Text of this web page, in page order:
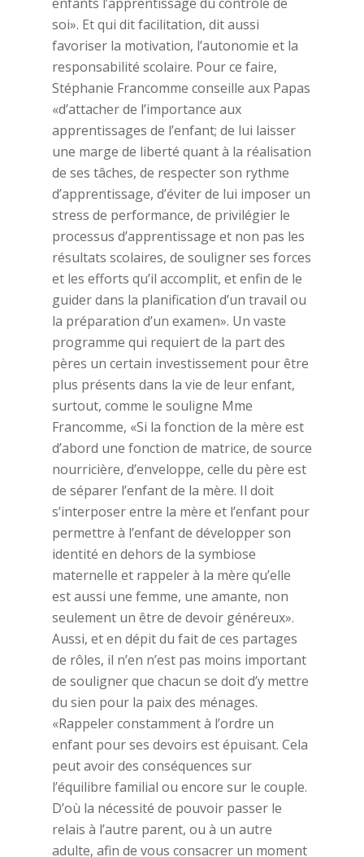
soi». Et qui dit facilitation, dit aussi
favoriser la motivation, l’autonomie et la
responsabilité scolaire. Pour ce faire,
Stéphanie Francomme conseille aux Papas
«d’attacher de l’importance aux
apprentissages de l’enfant; de lui laisser
une marge de liberté quant à la réalisation
de ses tâches, de respecter son rythme
d’apprentissage, d’éviter de lui imposer un
stress de performance, de privilégier le
processus d’apprentissage et non pas les
résultats scolaires, de souligner ses forces
et les efforts qu’il accomplit, et enfin de le
guider dans la planification d’un travail ou
la préparation d’un examen». Un vaste
programme qui requiert de la part des
pères un certain investissement pour être
plus présents dans la vie de leur enfant,
surtout, comme le souligne Mme
Francomme, «Si la fonction de la mère est
d’abord une fonction de matrice, de source
nourricière, d’enveloppe, celle du père est
de séparer l’enfant de la mère. Il doit
s’interposer entre la mère et l’enfant pour
permettre à l’enfant de développer son
identité en dehors de la symbiose
maternelle et rappeler à la mère qu’elle
est aussi une femme, une amante, non
seulement un être de devoir généreux».
Aussi, et en dépit du fait de ces partages
de rôles, il n’en n’est pas moins important
de souligner que chacun se doit d’y mettre
du sien pour la paix des ménages.
«Rappeler constamment à l’ordre un
enfant pour ses devoirs est épuisant. Cela
peut avoir des conséquences sur
l’équilibre familial ou encore sur le couple.
D’où la nécessité de pouvoir passer le
relais à l’autre parent, ou à un autre
adulte, afin de vous consacrer un moment